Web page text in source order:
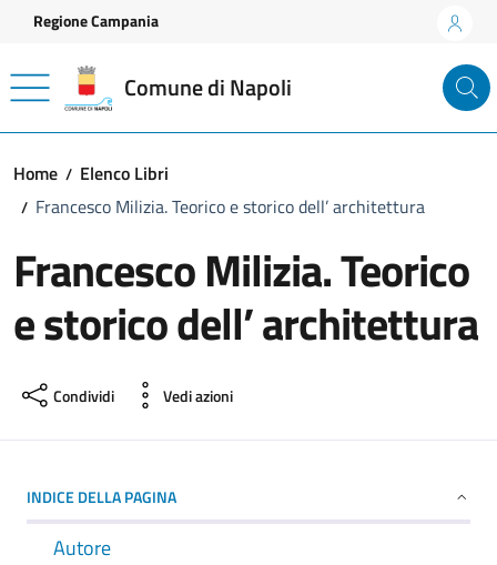
Vai ai contenuti
Vai al footer
Regione Campania
Comune di Napoli
Home
Elenco Libri
Francesco Milizia. Teorico e storico dell’ architettura
Francesco Milizia. Teorico
e storico dell’ architettura
Condividi Vedi azioni
INDICE DELLA PAGINA
Autore